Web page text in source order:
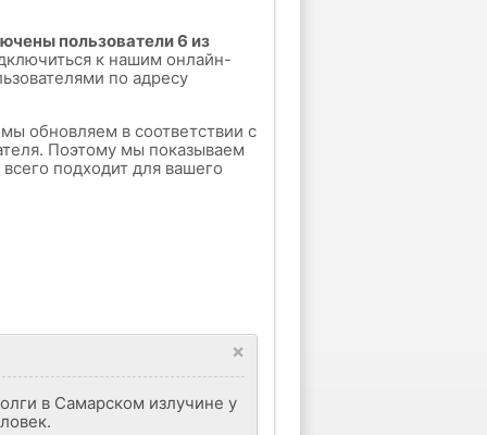
пользователи 6 из
к нашим онлайн-
по адресу
обновляем в соответствии с
Поэтому мы показываем
подходит для вашего
×
в Самарском излучине у